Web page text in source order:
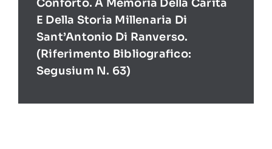
Conforto. A Memoria Della Carità
E Della Storia Millenaria Di
Sant’Antonio Di Ranverso.
(Riferimento Bibliografico:
Segusium N. 63)